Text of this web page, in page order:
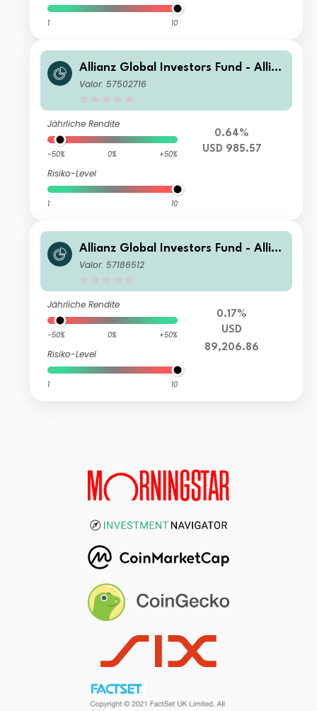
1 10
Allianz Global Investors Fund - Allia
nz Emerging Markets Select Bond IM
Valor: 57502716
Jährliche Rendite
-50% 0% +50%
Risiko-Level
1 10
0.64%
USD 985.57
Allianz Global Investors Fund - Allia
nz Emerging Markets Select Bond W
Valor: 57186512
Jährliche Rendite
-50% 0% +50%
Risiko-Level
1 10
0.17%
USD
89,206.86